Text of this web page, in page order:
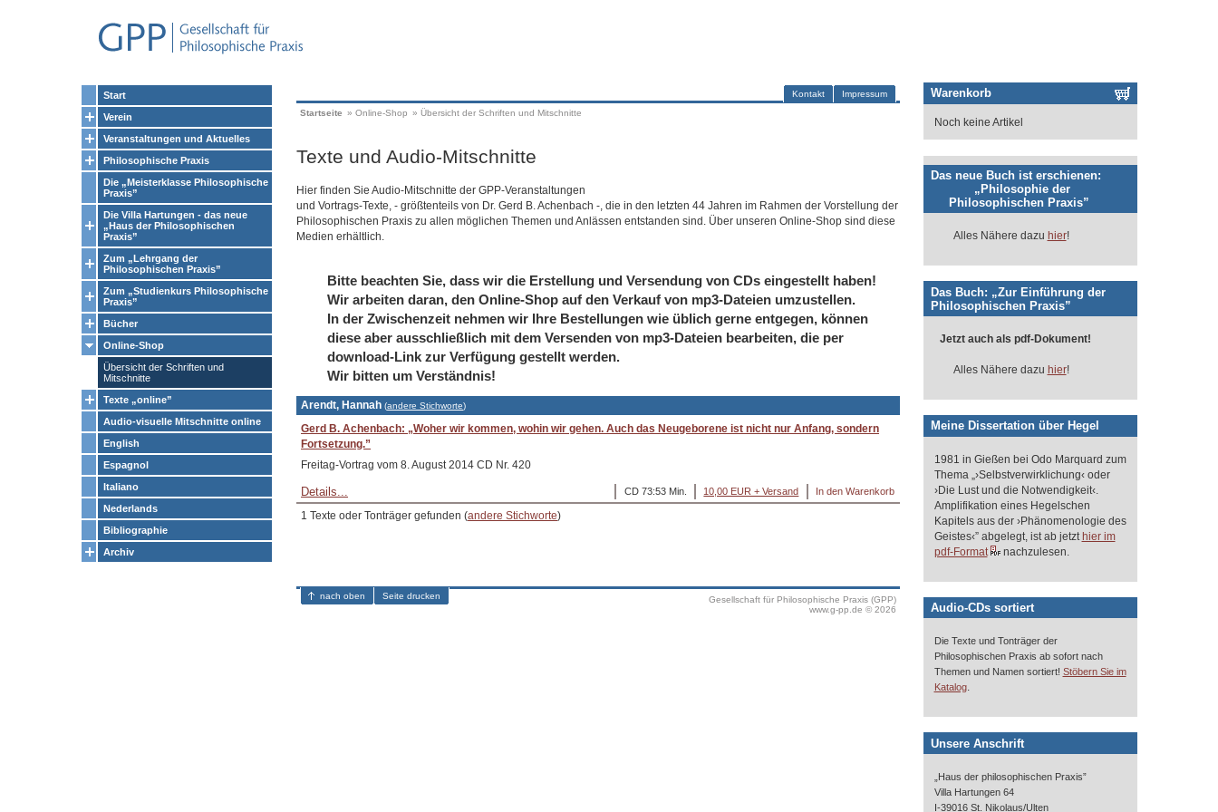
Start
Verein
Veranstaltungen und Aktuelles
Philosophische Praxis
Die „Meisterklasse Philosophische
Praxis”
Die Villa Hartungen - das neue
„Haus der Philosophischen
Praxis”
Zum „Lehrgang der
Philosophischen Praxis”
Zum „Studienkurs Philosophische
Praxis”
Bücher
Online-Shop
Übersicht der Schriften und
Mitschnitte
Texte „online”
Audio-visuelle Mitschnitte online
English
Espagnol
Italiano
Nederlands
Bibliographie
Archiv
Impressum
Kontakt
Startseite » Online-Shop » Übersicht der Schriften und Mitschnitte
Texte und Audio-Mitschnitte
Hier finden Sie Audio-Mitschnitte der GPP-Veranstaltungen
und Vortrags-Texte, - größtenteils von Dr. Gerd B. Achenbach -, die in den letzten 44 Jahren im Rahmen der Vorstellung der
Philosophischen Praxis zu allen möglichen Themen und Anlässen entstanden sind. Über unseren Online-Shop sind diese
Medien erhältlich.
Bitte beachten Sie, dass wir die Erstellung und Versendung von CDs eingestellt haben!
Wir arbeiten daran, den Online-Shop auf den Verkauf von mp3-Dateien umzustellen.
In der Zwischenzeit nehmen wir Ihre Bestellungen wie üblich gerne entgegen, können
diese aber ausschließlich mit dem Versenden von mp3-Dateien bearbeiten, die per
download-Link zur Verfügung gestellt werden.
Wir bitten um Verständnis!
Arendt, Hannah(andere Stichworte)
Gerd B. Achenbach: „Woher wir kommen, wohin wir gehen. Auch das Neugeborene ist nicht nur Anfang, sondern
Fortsetzung.”
Freitag-Vortrag vom 8. August 2014 CD Nr. 420
10,00 EUR + Versand
CD 73:53 Min.
Details...
1 Texte oder Tonträger gefunden (andere Stichworte)
Gesellschaft für Philosophische Praxis (GPP)
www.g-pp.de © 2026
nach oben Seite drucken
Warenkorb
Noch keine Artikel
Das neue Buch ist erschienen:
„Philosophie der
Philosophischen Praxis”
Alles Nähere dazu hier!
Das Buch: „Zur Einführung der
Philosophischen Praxis”
Jetzt auch als pdf-Dokument!
Alles Nähere dazu hier!
Meine Dissertation über Hegel
1981 in Gießen bei Odo Marquard zum
Thema „›Selbstverwirklichung‹ oder
›Die Lust und die Notwendigkeit‹.
Amplifikation eines Hegelschen
Kapitels aus der ›Phänomenologie des
Geistes‹” abgelegt, ist ab jetzt hier im
pdf-Format
nachzulesen.
Audio-CDs sortiert
Die Texte und Tonträger der
Philosophischen Praxis ab sofort nach
Themen und Namen sortiert! Stöbern Sie im
Katalog.
Unsere Anschrift
„Haus der philosophischen Praxis”
Villa Hartungen 64
I-39016 St. Nikolaus/Ulten